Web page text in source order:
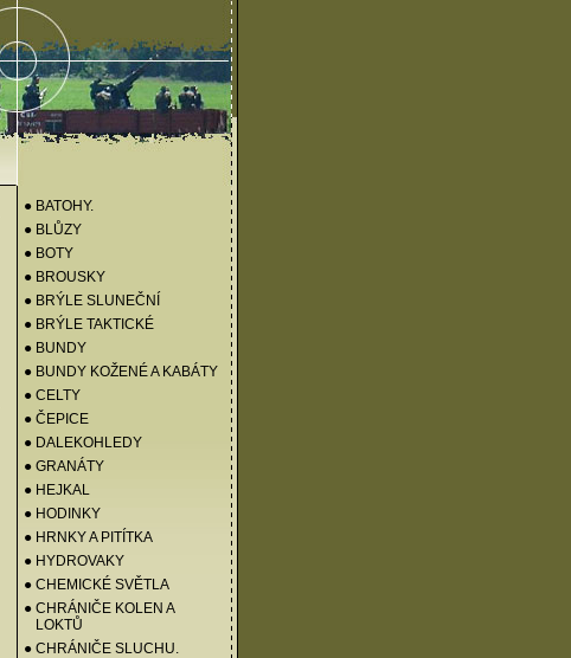
● BATOHY.
● BLŮZY
● BOTY
● BROUSKY
● BRÝLE SLUNEČNÍ
● BRÝLE TAKTICKÉ
● BUNDY
● BUNDY KOŽENÉ A KABÁTY
● CELTY
● ČEPICE
● DALEKOHLEDY
● GRANÁTY
● HEJKAL
● HODINKY
● HRNKY A PITÍTKA
● HYDROVAKY
● CHEMICKÉ SVĚTLA
● CHRÁNIČE KOLEN A
LOKTŮ
● CHRÁNIČE SLUCHU.